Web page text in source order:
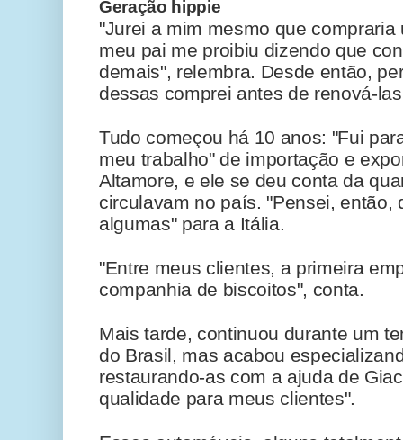
Geração hippie
"Jurei a mim mesmo que
meu pai me proibiu dizendo que
demais", relembra. Desde então,
dessas comprei antes de renová-
Tudo começou há 10 anos: "Fui
meu trabalho" de importação e
Altamore, e ele se deu conta da
circulavam no país. "Pensei, então,
algumas" para a Itália.
"Entre meus clientes, a primeira
companhia de biscoitos", conta.
Mais tarde, continuou durante um
do Brasil, mas acabou
restaurando-as com a ajuda de
qualidade para meus clientes".